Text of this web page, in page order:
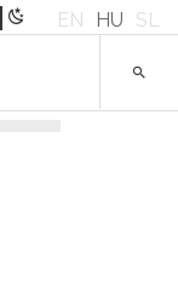
EN HU SL